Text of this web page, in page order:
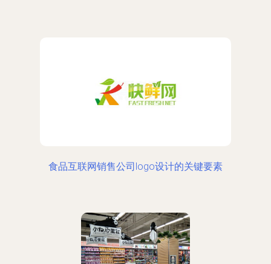
食品互联网销售公司logo设计的关键要素